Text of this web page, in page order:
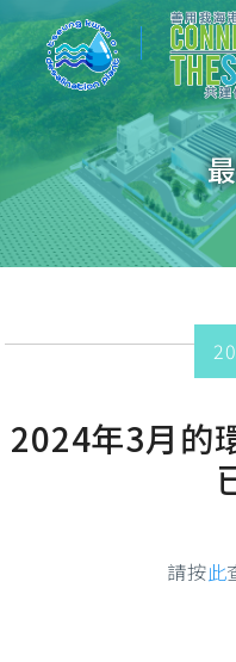
Skip
to
main
content
2024年3月的
請按此